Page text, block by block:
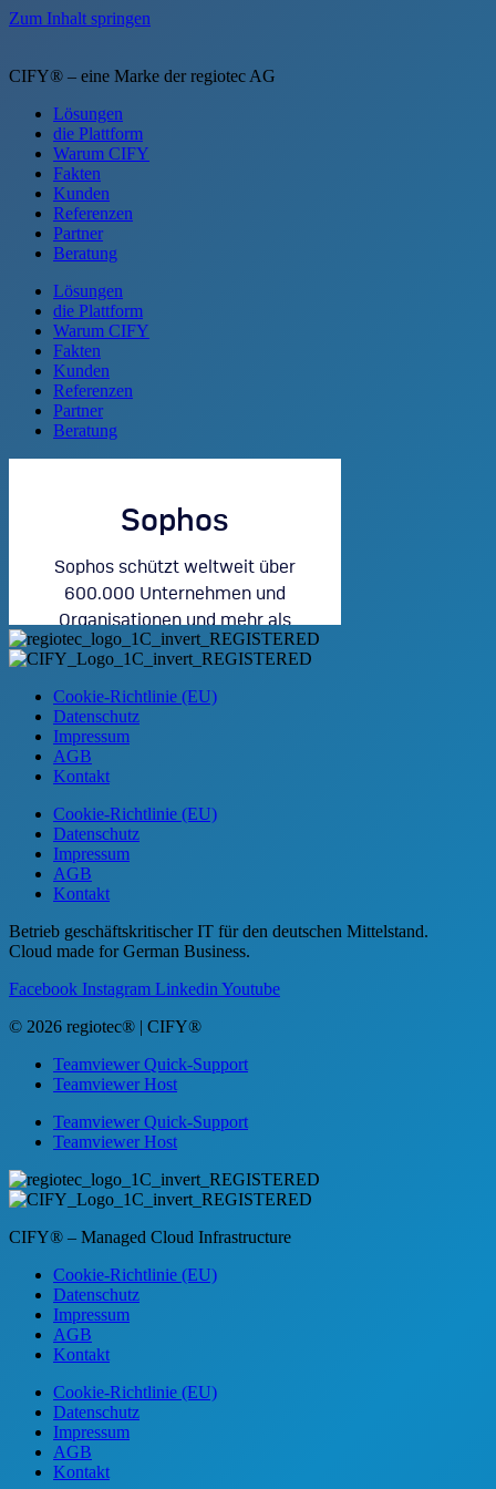
Zum Inhalt springen
CIFY® – eine Marke der regiotec AG
Lösungen
die Plattform
Warum CIFY
Fakten
Kunden
Referenzen
Partner
Beratung
Lösungen
die Plattform
Warum CIFY
Fakten
Kunden
Referenzen
Partner
Beratung
Cookie-Richtlinie (EU)
Datenschutz
Impressum
AGB
Kontakt
Cookie-Richtlinie (EU)
Datenschutz
Impressum
AGB
Kontakt
Betrieb geschäftskritischer IT für den deutschen Mittelstand.
Cloud made for German Business.
Facebook Instagram Linkedin Youtube
© 2026 regiotec® | CIFY®
Teamviewer Quick-Support
Teamviewer Host
Teamviewer Quick-Support
Teamviewer Host
CIFY® – Managed Cloud Infrastructure
Cookie-Richtlinie (EU)
Datenschutz
Impressum
AGB
Kontakt
Cookie-Richtlinie (EU)
Datenschutz
Impressum
AGB
Kontakt